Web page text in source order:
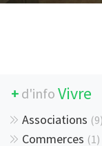
+ d'info Vivre
Associations (9)
Commerces (1)